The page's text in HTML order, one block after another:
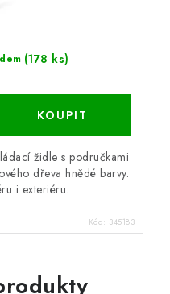
(178 ks)
židle s područkami
dřeva hnědé barvy.
i exteriéru.
Kód: 345183